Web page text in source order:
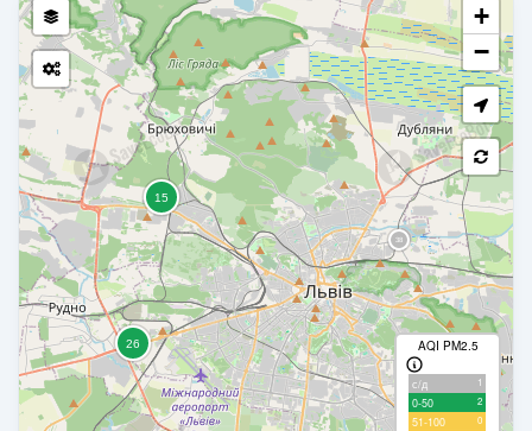
+
−
AQI PM2.5
с/д 1
0-50 2
51-100 0